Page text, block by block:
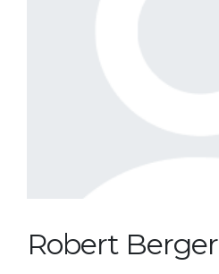
Robert Berger